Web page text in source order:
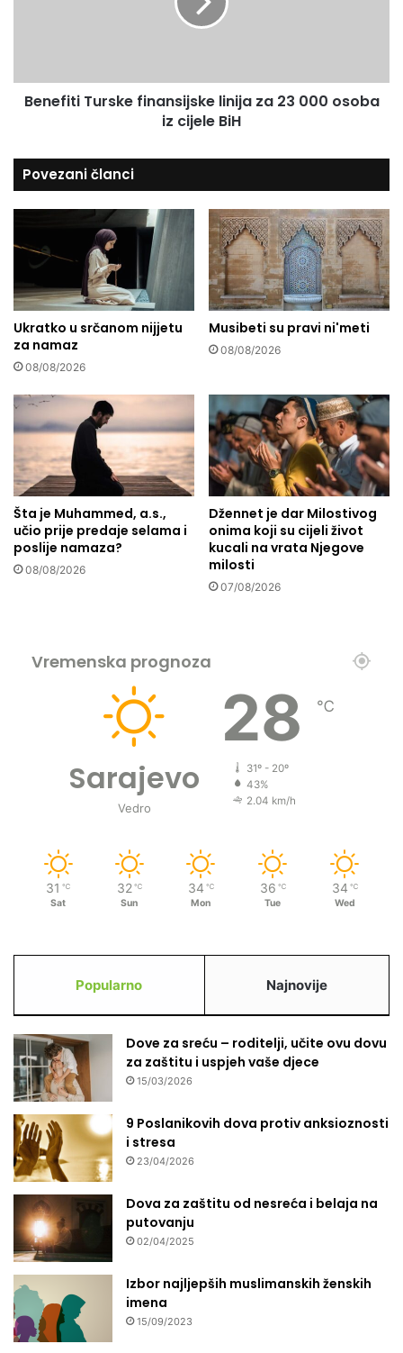
s
a
a
o
d
o
m
P
l
e
s
t
i
n
e
T
k
f
i
a
s
i
j
s
k
l
i
i
j
a
z
a
2
3
Benefiti Turske finansijske linija za 23 000 osoba
iz cijele BiH
Povezani članci
Ukratko u srčanom nijjetu
za namaz
08/08/2026
Musibeti su pravi ni'meti
08/08/2026
Šta je Muhammed, a.s.,
učio prije predaje selama i
poslije namaza?
08/08/2026
Džennet je dar Milostivog
onima koji su cijeli život
kucali na vrata Njegove
milosti
07/08/2026
Vremenska prognoza
Sarajevo
Vedro
28 ℃
31º - 20º
43%
2.04 km/h
31 ℃
Sat
32 ℃
Sun
34 ℃
Mon
36 ℃
Tue
34 ℃
Wed
Popularno Najnovije
Dove za sreću – roditelji, učite ovu dovu
za zaštitu i uspjeh vaše djece
15/03/2026
9 Poslanikovih dova protiv anksioznosti
i stresa
23/04/2026
Dova za zaštitu od nesreća i belaja na
putovanju
02/04/2025
Izbor najljepših muslimanskih ženskih
imena
15/09/2023